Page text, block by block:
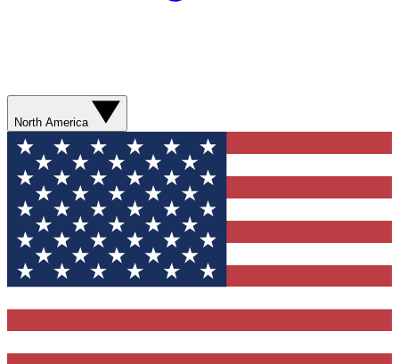
North America